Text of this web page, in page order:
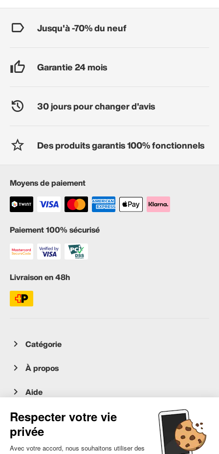
Jusqu'à -70% du neuf
Garantie 24 mois
30 jours pour changer d'avis
Des produits garantis 100% fonctionnels
Moyens de paiement
Paiement 100% sécurisé
Livraison en 48h
Catégorie
À propos
Aide
Service client
occasion.migros.mobile@recommerce.com